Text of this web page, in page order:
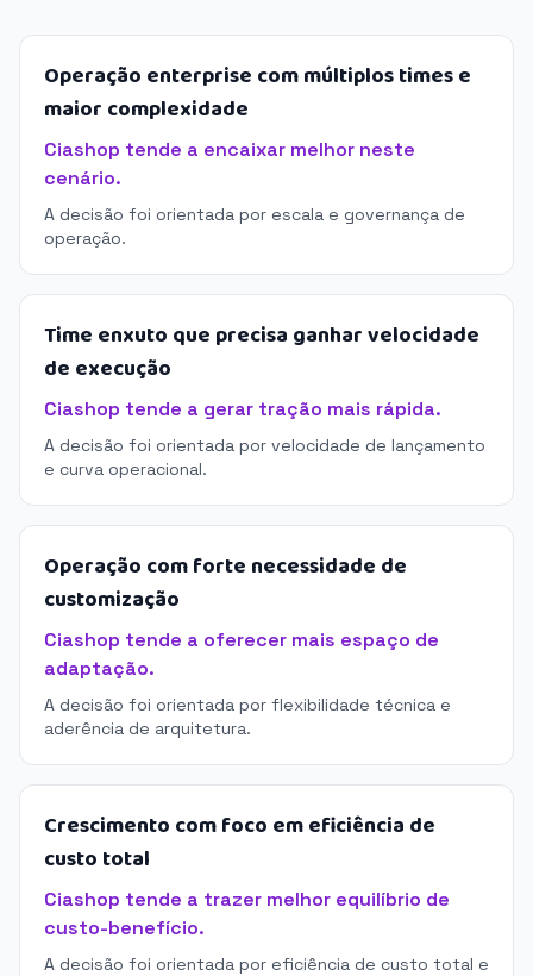
Operação enterprise com múltiplos times e
maior complexidade
Ciashop tende a encaixar melhor neste
cenário.
A decisão foi orientada por escala e governança de
operação.
Time enxuto que precisa ganhar velocidade
de execução
Ciashop tende a gerar tração mais rápida.
A decisão foi orientada por velocidade de lançamento
e curva operacional.
Operação com forte necessidade de
customização
Ciashop tende a oferecer mais espaço de
adaptação.
A decisão foi orientada por flexibilidade técnica e
aderência de arquitetura.
Crescimento com foco em eficiência de
custo total
Ciashop tende a trazer melhor equilíbrio de
custo-benefício.
A decisão foi orientada por eficiência de custo total e